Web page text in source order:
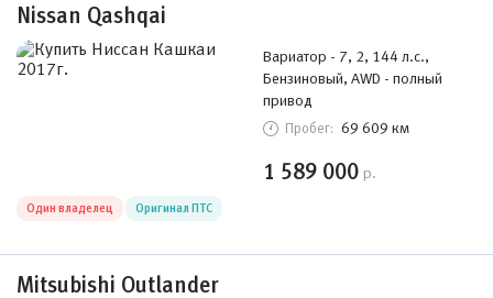
Nissan Qashqai
Вариатор - 7, 2, 144 л.с.,
Бензиновый, AWD - полный
привод
Пробег: 69 609 км
1 589 000 р.
Один владелец Оригинал ПТС
Mitsubishi Outlander